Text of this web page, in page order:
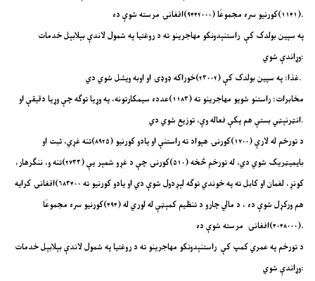
(۱۱۴۱)کورنیو سره مجموعًا (۹۴۴۲۰۰۰)افغانۍ مرسته شوې ده.
وړاندې شوي:
غذا: په سپین بولدک کې (۲۳۰۰۲)خوراکه ډوډۍ او اوبه ویشل شوي دي.
مخابرات: راستنو شویو مهاجرینو ته (۱۱۸۳)عدده سیمکارتونه، په وړیا توګه چې وړیا دقیقې او
انټرنېټي بستې هم پکې فعاله وې، توزیع شوي دي.
د تورخم له لارې (۱۷۰۰)کورنۍ هېواد ته راستنې او یادو کورنیو (۸۹۲۵)تنه غړي، ثبت او
بایمیټریک شوي دي، له تورخم څخه (۵۱۰)کورنۍ چې د غړو شمېر یې (۲۷۳۳)تنه و، ننګرهار،
کونړ، لغمان او کابل ته په خوندي توګه لېږدول شوې دي او یادو کورنیو ته ۶۸۳۴۰۰)افغانۍ کرایه
هم ورکړل شوې ده ، د مالي چارو د تنظیم کمېټې له لوري له (۴۹۴)کورنیو سره مجموعًا
(۴۰۴۸۰۰۰)افغانۍ مرسته شوې ده.
وړاندې شوي: